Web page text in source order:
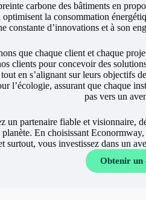
carbone des bâtiments en
la consommation
constante d’innovations et à son
que chaque client et chaque
clients pour concevoir des
en s’alignant sur leurs objectifs
l’écologie, assurant que chaque
pas vers un
un partenaire fiable et visionnaire,
En choisissant
surtout, vous investissez dans un
Obtenir un